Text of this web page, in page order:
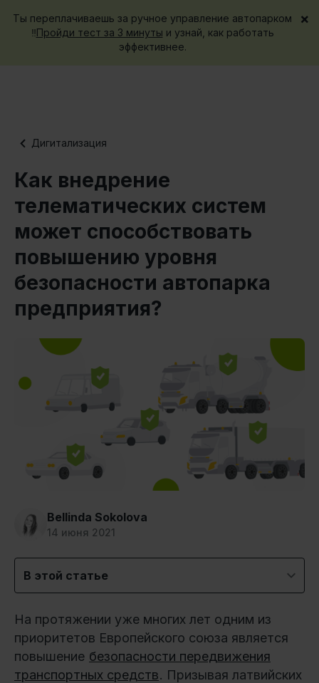
Ты переплачиваешь за ручное управление автопарком
‼️Пройди тест за 3 минуты и узнай, как работать
эффективнее.
×
Запроси демо
Дигитализация
Как внедрение
телематических систем
может способствовать
повышению уровня
безопасности автопарка
предприятия?
Bellinda Sokolova
14 июня 2021
В этой статье
На протяжении уже многих лет одним из
приоритетов Европейского союза является
повышение безопасности передвижения
транспортных средств. Призывая латвийских